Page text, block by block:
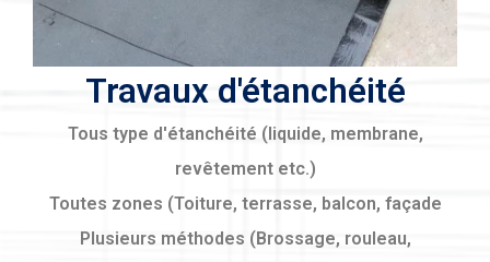
Travaux d'étanchéité
Tous type d'étanchéité (liquide, membrane,
revêtement etc.)
Toutes zones (Toiture, terrasse, balcon, façade
Plusieurs méthodes (Brossage, rouleau,